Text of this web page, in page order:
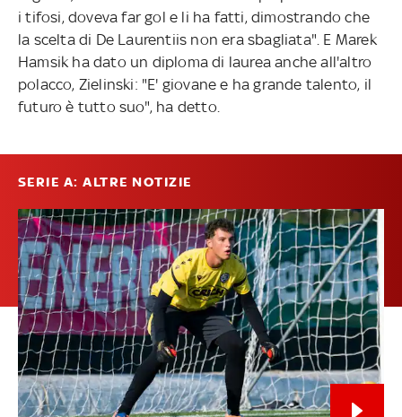
i tifosi, doveva far gol e li ha fatti, dimostrando che
la scelta di De Laurentiis non era sbagliata". E Marek
Hamsik ha dato un diploma di laurea anche all'altro
polacco, Zielinski: "E' giovane e ha grande talento, il
futuro è tutto suo", ha detto.
SERIE A: ALTRE NOTIZIE